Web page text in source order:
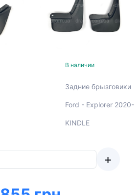
В наличии
Задние брызговики
Ford - Explorer 2020-
KINDLE
+